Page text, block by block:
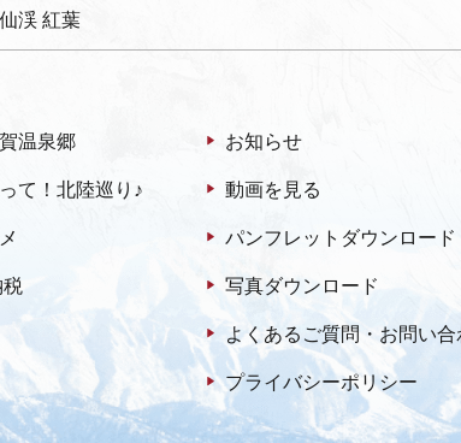
渓 紅葉
温泉郷
て！北陸巡り♪
税
お知らせ
動画を見る
パンフレットダウンロード
写真ダウンロード
よくあるご質問・お問い合
プライバシーポリシー